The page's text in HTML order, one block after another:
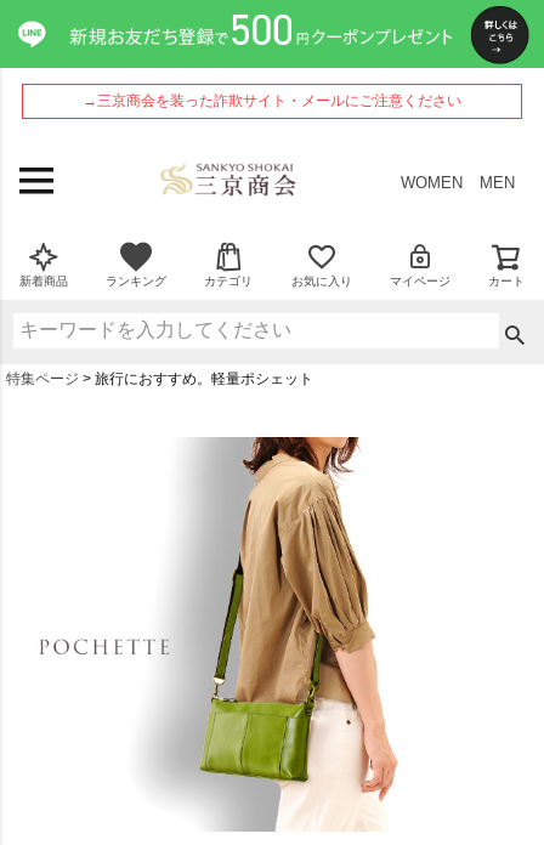
→三京商会を装った詐欺サイト・メールにご注意ください
WOMEN MEN
新着商品 ランキング カテゴリ お気に入り マイページ カート
特集ページ 旅行におすすめ。軽量ポシェット